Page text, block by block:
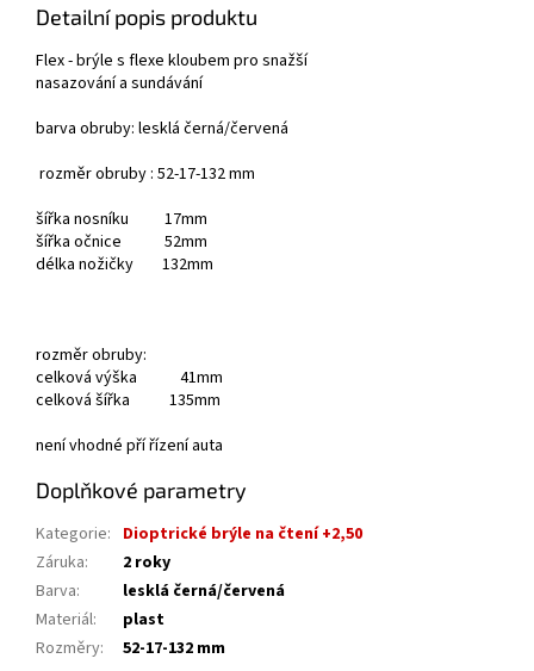
Detailní popis produktu
Flex - brýle s flexe kloubem pro snažší
nasazování a sundávání
barva obruby: lesklá černá/červená
rozměr obruby : 52-17-132 mm
šířka nosníku 17mm
šířka očnice 52mm
délka nožičky 132mm
rozměr obruby:
celková výška 41mm
celková šířka 135mm
není vhodné pří řízení auta
Doplňkové parametry
Kategorie: Dioptrické brýle na čtení +2,50
Záruka:
2 roky
Barva:
lesklá černá/červená
Materiál:
plast
Rozměry: 52-17-132 mm